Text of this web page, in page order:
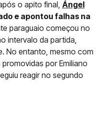
o apito final, Ángel
e apontou falhas na
paraguaio começou no
intervalo da partida,
No entanto, mesmo com
por Emiliano
reagir no segundo